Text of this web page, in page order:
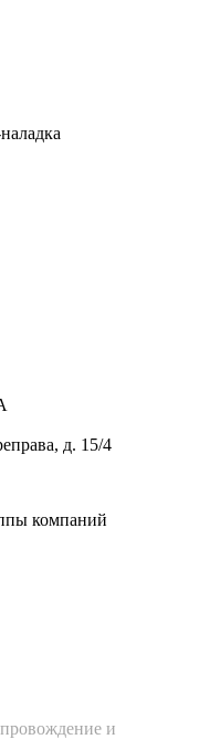
д. 15/4
компаний
и